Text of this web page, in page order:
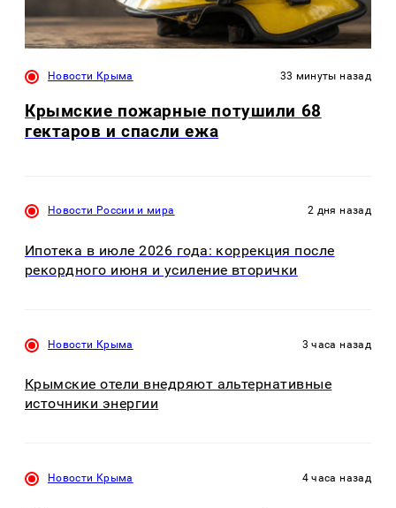
Новости Крыма 33 минуты назад
Крымские пожарные потушили 68
гектаров и спасли ежа
Новости России и мира 2 дня назад
Ипотека в июле 2026 года: коррекция после
рекордного июня и усиление вторички
Новости Крыма 3 часа назад
Крымские отели внедряют альтернативные
источники энергии
Новости Крыма 4 часа назад